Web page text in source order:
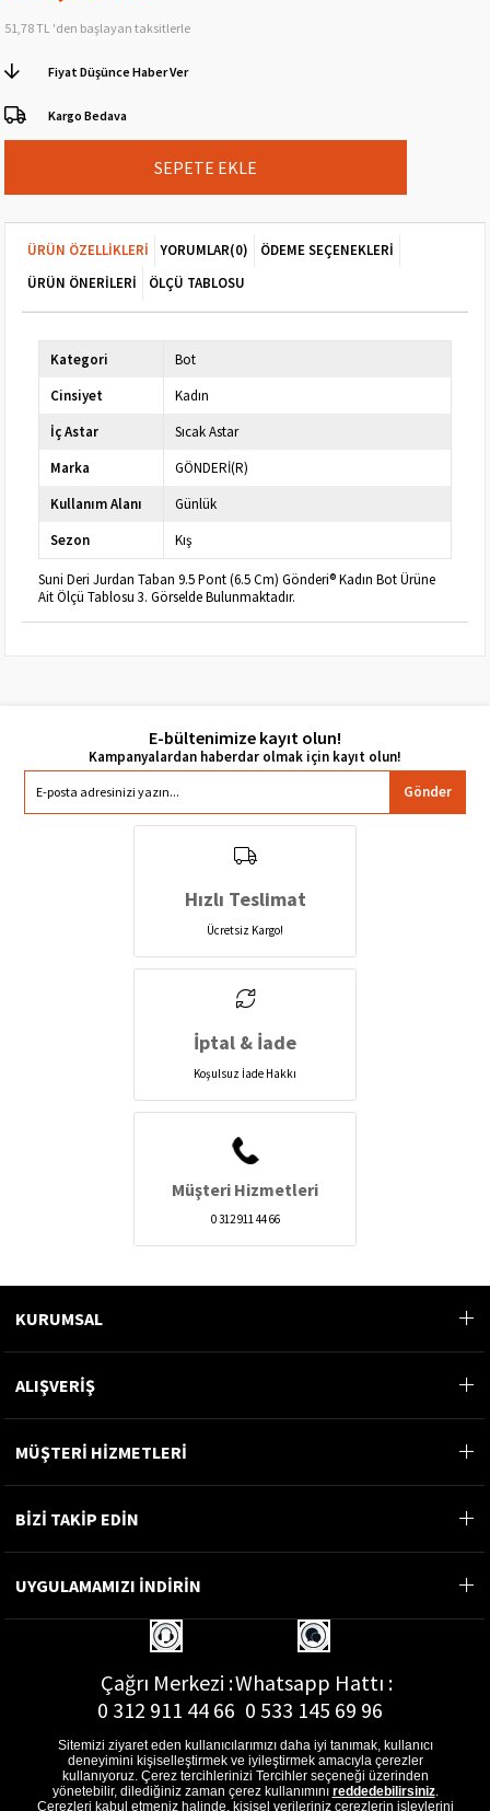
51,78 TL 'den başlayan taksitlerle
Fiyat Düşünce Haber Ver
Kargo Bedava
ÜRÜN ÖZELLIKLERI YORUMLAR(0)
ÖDEME SEÇENEKLERI
ÜRÜN ÖNERILERI
ÖLÇÜ TABLOSU
Kategori
Bot
Cinsiyet
Kadın
İç Astar
Sıcak Astar
Marka
GÖNDERİ(R)
Kullanım Alanı
Günlük
Sezon
Kış
Suni Deri Jurdan Taban 9.5 Pont (6.5 Cm) Gönderi® Kadın Bot Ürüne
Ait Ölçü Tablosu 3. Görselde Bulunmaktadır.
E-bültenimize kayıt olun!
Gönder
Hızlı Teslimat
Ücretsiz Kargo!
İptal & İade
Koşulsuz İade Hakkı
Müşteri Hizmetleri
0 312 911 44 66
KURUMSAL
ALIŞVERİŞ
MÜŞTERİ HİZMETLERİ
BİZİ TAKİP EDİN
UYGULAMAMIZI İNDİRİN
Çağrı Merkezi :
0 312 911 44 66
Whatsapp Hattı :
0 533 145 69 96
E-Posta Adresi :
Sitemizi ziyaret eden kullanıcılarımızı daha iyi tanımak, kullanıcı
deneyimini kişiselleştirmek ve iyileştirmek amacıyla çerezler
kullanıyoruz. Çerez tercihlerinizi Tercihler seçeneği üzerinden
yönetebilir, dilediğiniz zaman çerez kullanımını reddedebilirsiniz.
Çerezleri kabul etmeniz halinde, kişisel verileriniz çerezlerin işlevlerini